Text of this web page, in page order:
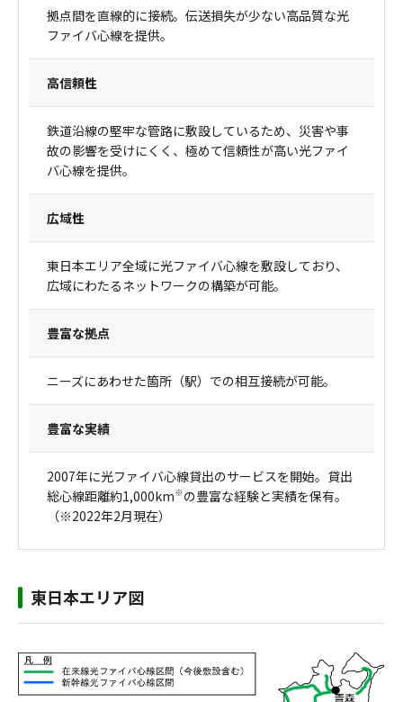
拠点間を直線的に接続。伝送損失が少ない高品質な光
ファイバ心線を提供。
高信頼性
鉄道沿線の堅牢な管路に敷設しているため、災害や事
故の影響を受けにくく、極めて信頼性が高い光ファイ
バ心線を提供。
広域性
東日本エリア全域に光ファイバ心線を敷設しており、
広域にわたるネットワークの構築が可能。
豊富な拠点
ニーズにあわせた箇所（駅）での相互接続が可能。
豊富な実績
2007年に光ファイバ心線貸出のサービスを開始。貸出
総心線距離約1,000km※の豊富な経験と実績を保有。
（※2022年2月現在）
東日本エリア図